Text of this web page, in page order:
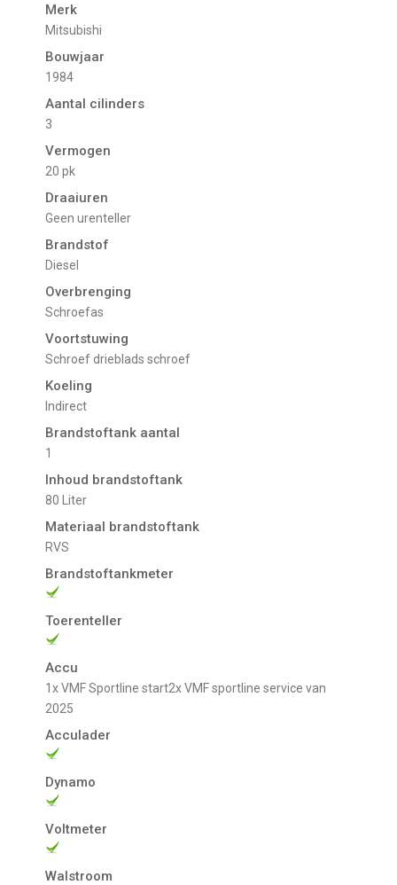
Merk
Mitsubishi
Bouwjaar
1984
Aantal cilinders
3
Vermogen
20 pk
Draaiuren
Geen urenteller
Brandstof
Diesel
Overbrenging
Schroefas
Voortstuwing
schroef drieblads schroef
Koeling
indirect
Brandstoftank aantal
1
Inhoud brandstoftank
80 Liter
Materiaal brandstoftank
RVS
Brandstoftankmeter
Toerenteller
Accu
1x VMF Sportline start2x VMF sportline service van
2025
Acculader
Dynamo
Voltmeter
Walstroom